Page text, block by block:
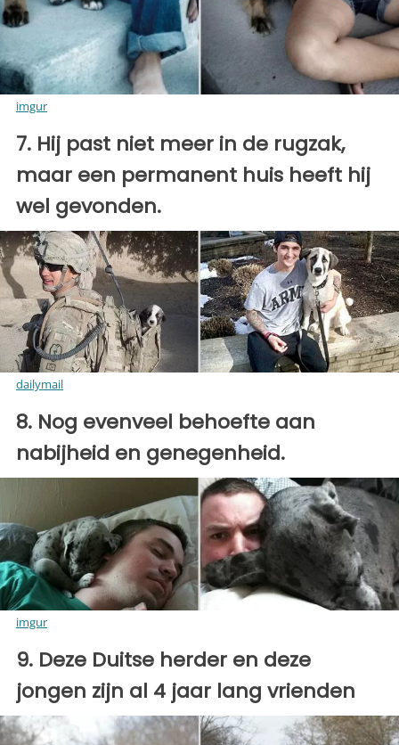
imgur
7. Hij past niet meer in de rugzak,
maar een permanent huis heeft hij
wel gevonden.
dailymail
8. Nog evenveel behoefte aan
nabijheid en genegenheid.
imgur
9. Deze Duitse herder en deze
jongen zijn al 4 jaar lang vrienden